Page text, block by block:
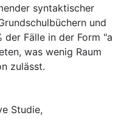
syntaktischer
und
der Fälle in der Form "a
was wenig Raum
zulässt.
Studie,